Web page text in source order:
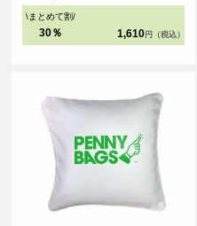
\まとめて割/
30％ 1,610 円（税込）